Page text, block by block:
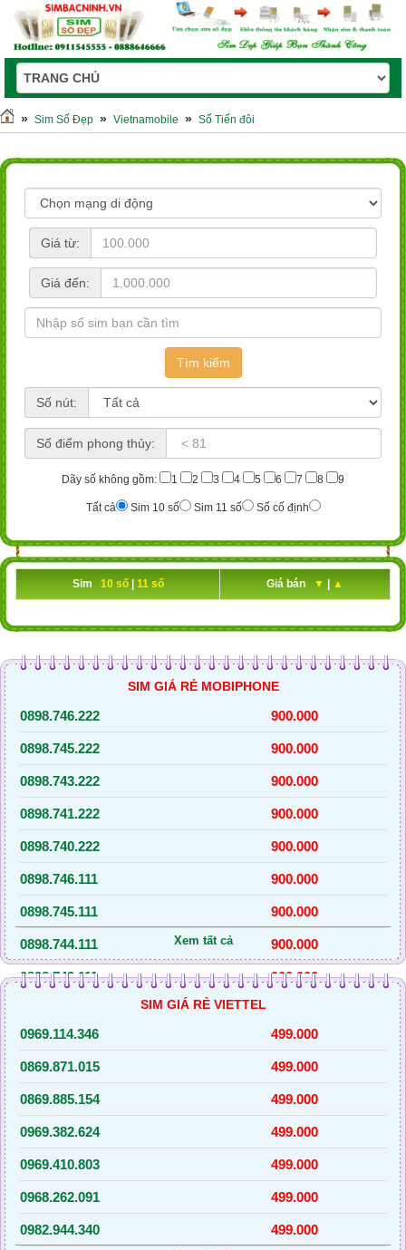
» Sim Số Đẹp » Vietnamobile » Số Tiến đôi
Giá từ:
Giá đến:
Số nút:
Số điểm phong thủy:
Dãy số không gồm: 1 2 3 4 5 6 7 8 9
Tất cả Sim 10 số Sim 11 số Số cố định
Sim 10 số | 11 số Giá bán ▼ | ▲
SIM GIÁ RẺ MOBIPHONE
0898.746.222 900.000
0898.745.222 900.000
0898.743.222 900.000
0898.741.222 900.000
0898.740.222 900.000
0898.746.111 900.000
0898.745.111 900.000
0898.744.111 900.000
0898.743.111 900.000
0936.784.555 5.000.000
Xem tất cả
SIM GIÁ RẺ VIETTEL
0969.114.346 499.000
0869.871.015 499.000
0869.885.154 499.000
0969.382.624 499.000
0969.410.803 499.000
0968.262.091 499.000
0982.944.340 499.000